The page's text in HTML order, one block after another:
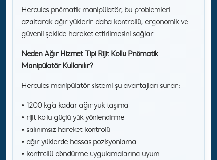
Hercules pnömatik manipülatör, bu problemleri
azaltarak ağır yüklerin daha kontrollü, ergonomik ve
güvenli şekilde hareket ettirilmesini sağlar.
Neden Ağır Hizmet Tipi Rijit Kollu Pnömatik
Manipülatör Kullanılır?
Hercules manipülatör sistemi şu avantajları sunar:
• 1200 kg’a kadar ağır yük taşıma
• rijit kollu güçlü yük yönlendirme
• salınımsız hareket kontrolü
• ağır yüklerde hassas pozisyonlama
• kontrollü döndürme uygulamalarına uyum